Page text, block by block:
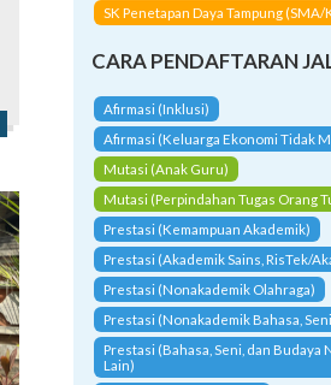
SK Penetapan Daya Tampung (SMA/
CARA PENDAFTARAN
Afirmasi (Inklusi)
Afirmasi (Keluarga Ekonomi Tidak
Mutasi (Anak Guru)
Mutasi (Perpindahan Tugas Orang
Prestasi (Kemampuan Akademik)
Prestasi (Akademik Sains, RisTek/
Prestasi (Nonakademik Olahraga)
Prestasi (Nonakademik Bahasa,
Prestasi (Bahasa, Seni, dan
Lain)